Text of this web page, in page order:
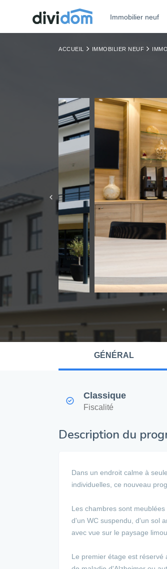
Immobilier neuf
ACCUEIL IMMOBILIER NEUF
GÉNÉRAL
Classique
Fiscalité
Description du
Dans un endroit calme à
individuelles, ce nouveau
Les chambres sont
d'un WC suspendu, d'un sol
avec vue sur le paysage
Le premier étage est réservé